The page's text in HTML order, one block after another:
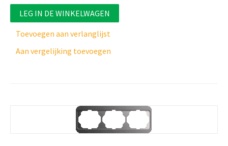
LEG IN DE WINKELWAGEN
Toevoegen aan verlanglijst
Aan vergelijking toevoegen